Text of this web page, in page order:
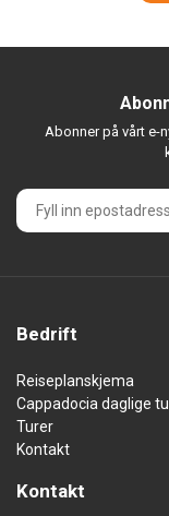
Abonner på vårt e-
Bedrift
Reiseplanskjema
Cappadocia daglige
Turer
Kontakt
Kontakt